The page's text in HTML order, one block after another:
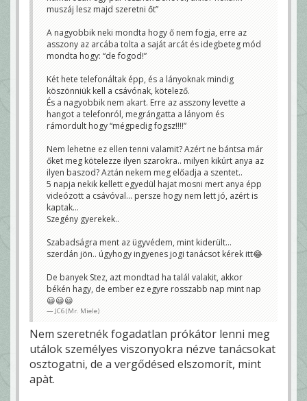
muszáj lesz majd szeretni őt”
A nagyobbik neki mondta hogy ő nem fogja, erre az
asszony az arcába tolta a saját arcát és idegbeteg mód
mondta hogy: “de fogod!”
Két hete telefonáltak épp, és a lányoknak mindig
köszönniük kell a csávónak, kötelező.
És a nagyobbik nem akart. Erre az asszony levette a
hangot a telefonról, megrángatta a lányom és
rámordult hogy “mégpedig fogsz!!!!”
Nem lehetne ez ellen tenni valamit? Azért ne bántsa már
őket meg kötelezze ilyen szarokra.. milyen kikúrt anya az
ilyen baszod? Aztán nekem meg előadja a szentet..
5 napja nekik kellett egyedül hajat mosni mert anya épp
videózott a csávóval… persze hogy nem lett jó, azért is
kaptak…
Szegény gyerekek..
Szabadságra ment az ügyvédem, mint kiderült…
szerdán jön.. úgyhogy ingyenes jogi tanácsot kérek itt😂
De banyek Stez, azt mondtad ha talál valakit, akkor
békén hagy, de ember ez egyre rosszabb nap mint nap
😃😃😃
JC6 (Mr. Miele)
Nem szeretnék fogadatlan prókátor lenni meg
utálok személyes viszonyokra nézve tanácsokat
osztogatni, de a vergődésed elszomorít, mint
apàt.